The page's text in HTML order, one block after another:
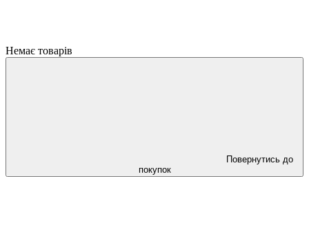
Немає товарів
Повернутись до
покупок